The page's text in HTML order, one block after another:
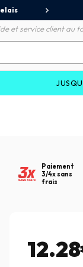
et service client au
JUSQU'À-70%
Paiement
3/4x sans
frais